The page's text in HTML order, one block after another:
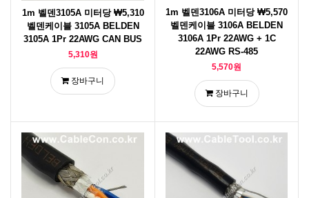
1m 벨덴3105A 미터당 ₩5,310
벨덴케이블 3105A BELDEN
3105A 1Pr 22AWG CAN BUS
5,310원
장바구니
1m 벨덴3106A 미터당 ₩5,570
벨덴케이블 3106A BELDEN
3106A 1Pr 22AWG + 1C
22AWG RS-485
5,570원
장바구니